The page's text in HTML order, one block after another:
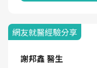
網友就醫經驗分享
謝邦鑫 醫生